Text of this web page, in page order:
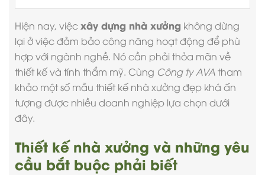
Hiện nay, việcxây dựng nhà xưởng không dừng
lại ở việc đảm bảo công năng hoạt động để phù
hợp với ngành nghề. Nó cần phải thỏa mãn về
thiết kế và tính thẩm mỹ. Cùng Công ty AVAtham
khảo một số mẫu thiết kế nhà xưởng đẹp khá ấn
tượng được nhiều doanh nghiệp lựa chọn dưới
đây.
Thiết kế nhà xưởng và những yêu
cầu bắt buộc phải biết